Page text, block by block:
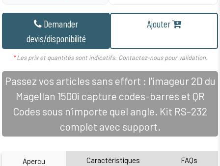
Demander
devis/disponibilité
Ajouter
*Les prix et quantités sont indicatifs. Contactez-nous pour validation.
Passez vos articles sans effort : l'imageur 2D du
Magellan 1500i capture codes-barres et QR
Codes sous n'importe quel angle. Kit RS-232
complet avec support.
Apercu Caractéristiques FAQs